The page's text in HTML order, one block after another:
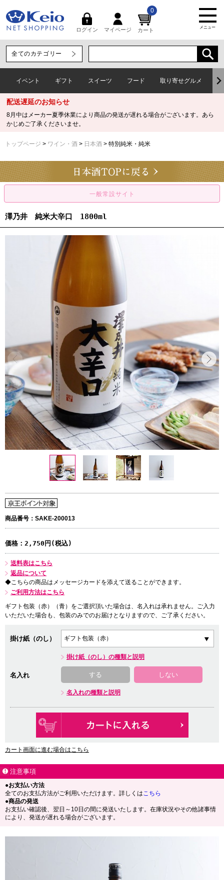
ログイン マイページ カート
0
メニュー
イベント ギフト スイーツ フード 取り寄せグルメ
配送遅延のお知らせ
8月中はメーカー夏季休業により商品の発送が遅れる場合がございます。あら
かじめご了承くださいませ。
トップページ ワイン・酒 日本酒 特別純米・純米
澤乃井 純米大辛口 1800ml
商品番号：SAKE-200013
価格： 2,750円(税込)
送料表はこちら
返品について
◆こちらの商品はメッセージカードを添えて送ることができます。
ご利用方法はこちら
ギフト包装（赤）（青）をご選択頂いた場合は、名入れは承れません。ご入力
いただいた場合も、包装のみでのお届けとなりますので、ご了承ください。
掛け紙（のし）
掛け紙（のし）の種類と説明
名入れ する しない
名入れの種類と説明
カート画面に進む場合はこちら
注意事項
●お支払い方法
全てのお支払方法がご利用いただけます。詳しくはこちら
●商品の発送
お支払い確認後、翌日～10日の間に発送いたします。在庫状況やその他諸事情
により、発送が遅れる場合がございます。